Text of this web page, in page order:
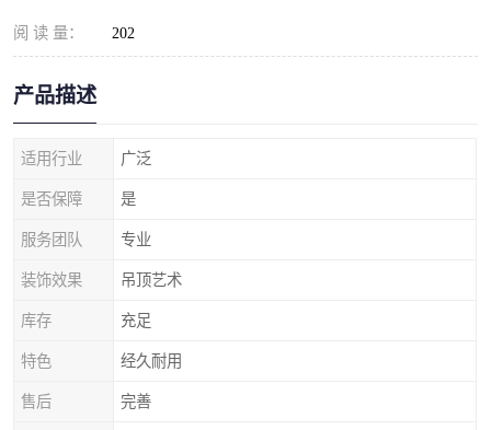
阅 读 量： 202
产品描述
适用行业 广泛
是否保障 是
服务团队 专业
装饰效果 吊顶艺术
库存 充足
特色 经久耐用
售后 完善